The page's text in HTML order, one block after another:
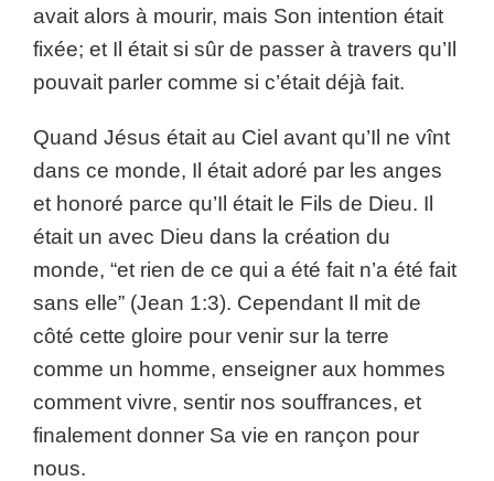
avait alors à mourir, mais Son intention était
fixée; et Il était si sûr de passer à travers qu’Il
pouvait parler comme si c’était déjà fait.
Quand Jésus était au Ciel avant qu’Il ne vînt
dans ce monde, Il était adoré par les anges
et honoré parce qu’Il était le Fils de Dieu. Il
était un avec Dieu dans la création du
monde, “et rien de ce qui a été fait n’a été fait
sans elle” (Jean 1:3). Cependant Il mit de
côté cette gloire pour venir sur la terre
comme un homme, enseigner aux hommes
comment vivre, sentir nos souffrances, et
finalement donner Sa vie en rançon pour
nous.